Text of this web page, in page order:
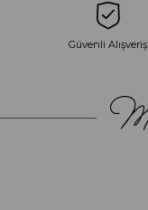
Güvenli Alışveriş